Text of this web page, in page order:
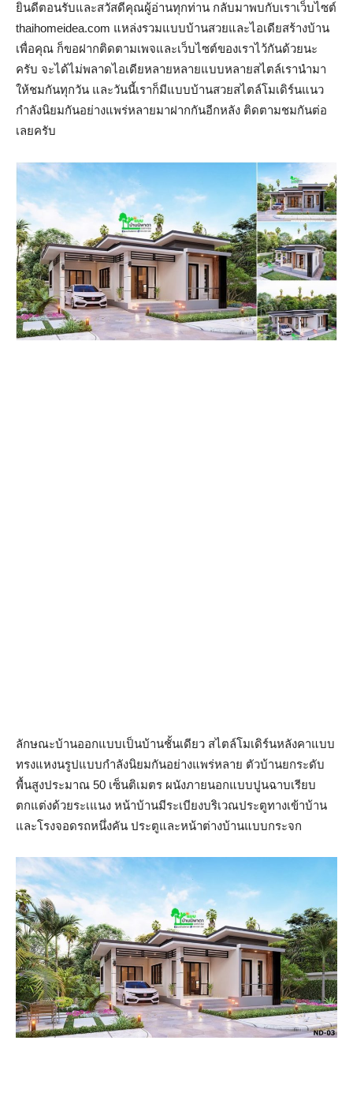
ยินดีตอนรับและสวัสดีคุณผู้อ่านทุกท่าน กลับมาพบกับเราเว็บไซต์
thaihomeidea.com แหล่งรวมแบบบ้านสวยและไอเดียสร้างบ้าน
เพื่อคุณ ก็ขอฝากติดตามเพจและเว็บไซต์ของเราไว้กันด้วยนะ
ครับ จะได้ไม่พลาดไอเดียหลายหลายแบบหลายสไตล์เรานำมา
ให้ชมกันทุกวัน และวันนี้เราก็มีแบบบ้านสวยสไตล์โมเดิร์นแนว
กำลังนิยมกันอย่างแพร่หลายมาฝากกันอีกหลัง ติดตามชมกันต่อ
เลยครับ
ลักษณะบ้านออกแบบเป็นบ้านชั้นเดียว สไตล์โมเดิร์นหลังคาแบบ
ทรงแหงนรูปแบบกำลังนิยมกันอย่างแพร่หลาย ตัวบ้านยกระดับ
พื้นสูงประมาณ 50 เซ็นติเมตร ผนังภายนอกแบบปูนฉาบเรียบ
ตกแต่งด้วยระเแนง หน้าบ้านมีระเบียงบริเวณประตูทางเข้าบ้าน
และโรงจอดรถหนึ่งคัน ประตูและหน้าต่างบ้านแบบกระจก